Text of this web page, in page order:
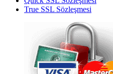
True SSL Sözleşmesi